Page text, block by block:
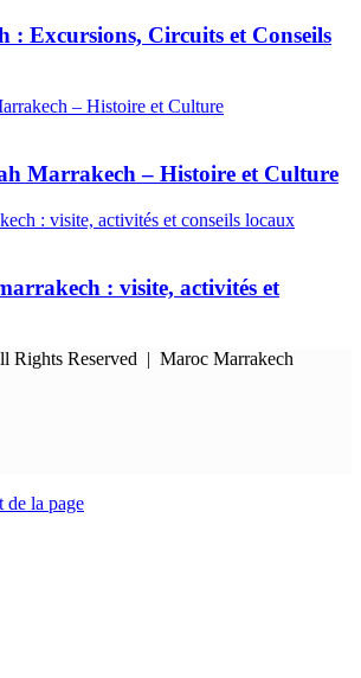
: Excursions, Circuits et Conseils
– Histoire et Culture
Marrakech – Histoire et Culture
: visite, activités et conseils locaux
: visite, activités et
Rights Reserved | Maroc Marrakech
de la page